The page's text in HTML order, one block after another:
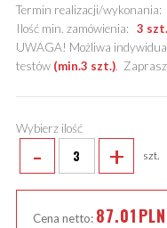
Termin realizacji/wykonania:
Ilość min. zamówienia: 3
UWAGA! Możliwa
testów (min.3 szt.).
Wybierz ilość
- + szt.
Cena netto: 87.01PLN